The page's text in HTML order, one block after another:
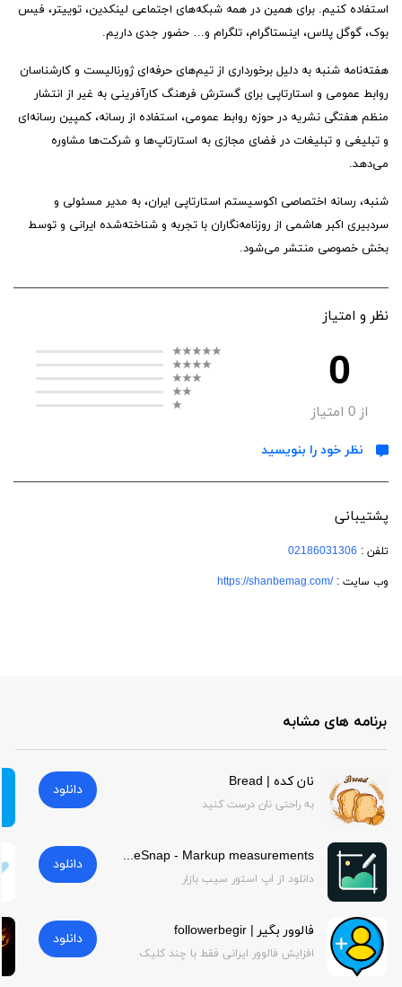
استفاده کنیم. برای همین در همه شبکه‌های اجتماعی لینکدین، توییتر، فیس
بوک، گوگل پلاس، اینستاگرام، تلگرام و… حضور جدی داریم.
هفته‌نامه شنبه به دلیل برخورداری از تیم‌های حرفه‌ای ژورنالیست و کارشناسان
روابط عمومی و استارتاپی برای گسترش فرهنگ کارآفرینی به غیر از انتشار
منظم هفتگی نشریه در حوزه روابط عمومی، استفاده از رسانه، کمپین رسانه‌ای
و تبلیغی و تبلیغات در فضای مجازی به استارتاپ‌ها و شرکت‌ها مشاوره
می‌دهد.
شنبه، رسانه اختصاصی اکوسیستم استارتاپی ایران، به مدیر مسئولی و
سردبیری اکبر هاشمی از روزنامه‌نگاران با تجربه و شناخته‌شده ایرانی و توسط
بخش خصوصی منتشر می‌شود.
نظر و امتیاز
0
از0 امتیاز
نظر خود را بنویسید
پشتیبانی
تلفن : 02186031306
وب سایت :https://shanbemag.com/
برنامه های مشابه
نان کده | Bread
به راحتی نان درست کنید
دانلود
SizeSnap - Markup measurements | SizeSnap - Markup measurements
دانلود از اپ استور سیب بازار
دانلود
فالوور بگیر | followerbegir
افزایش فالوور ایرانی فقط با چند کلیک
دانلود